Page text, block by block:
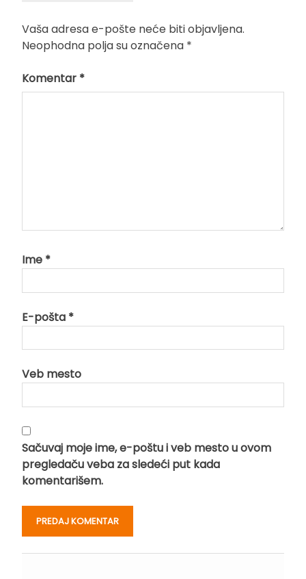
Vaša adresa e-pošte neće biti objavljena.
Neophodna polja su označena *
Komentar *
Ime *
E-pošta *
Veb mesto
Sačuvaj moje ime, e-poštu i veb mesto u ovom
pregledaču veba za sledeći put kada
komentarišem.